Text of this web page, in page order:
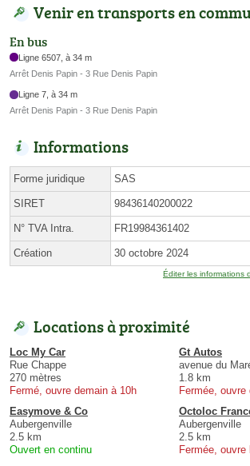
Venir en transports en
En bus
Ligne 6507, à 34 m
Arrêt Denis Papin - 3 Rue Denis Papin
Ligne 7, à 34 m
Arrêt Denis Papin - 3 Rue Denis Papin
Informations
Forme juridique SAS
SIRET 98436140200022
N° TVA Intra. FR19984361402
Création 30 octobre 2024
Éditer les informations
Locations à proximité
Loc My Car
Rue Chappe
270 mètres
Fermé, ouvre demain à 10h
Gt Autos
avenue du
1.8 km
Fermée, ouvre
Easymove & Co
Aubergenville
2.5 km
Ouvert en continu
Octoloc
Aubergenville
2.5 km
Fermée, ouvre